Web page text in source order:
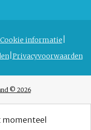
Cookie informatie
Privacyvoorwaarden
© 2026
momenteel